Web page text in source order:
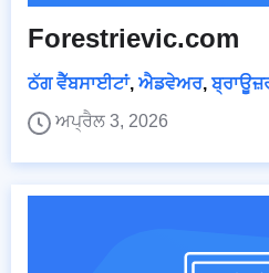
Forestrievic.com
ਠੱਗ ਵੈੱਬਸਾਈਟਾਂ, ਐਡਵੇਅਰ,
ਅਪ੍ਰੈਲ 3, 2026